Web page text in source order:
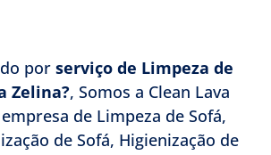
por serviço de Limpeza de
Zelina?, Somos a Clean Lava
de Limpeza de Sofá,
de Sofá, Higienização de